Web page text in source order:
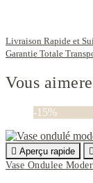
Livraison Rapide et
Garantie Totale
Vous
-15%
 Aperçu rapide

Vase Ondulee